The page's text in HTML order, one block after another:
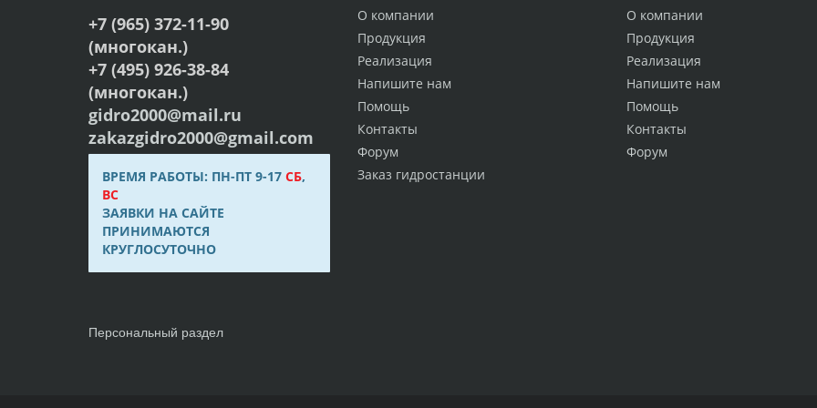
О компании
Продукция
Реализация
Напишите нам
Помощь
Контакты
Форум
О компании
Продукция
Реализация
Напишите нам
Помощь
Контакты
Форум
Заказ гидростанции
+7 (965) 372-11-90
(многокан.)
+7 (495) 926-38-84
(многокан.)
gidro2000@mail.ru
zakazgidro2000@gmail.com
ВРЕМЯ РАБОТЫ: ПН-ПТ 9-17СБ,
ВС
ЗАЯВКИ НА САЙТЕ
ПРИНИМАЮТСЯ
КРУГЛОСУТОЧНО
Персональный раздел